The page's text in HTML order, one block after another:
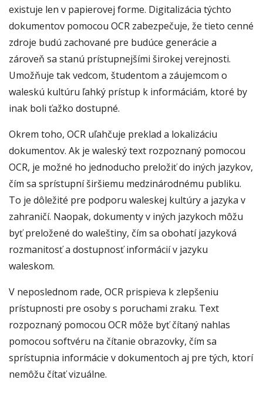
existuje len v papierovej forme. Digitalizácia týchto
dokumentov pomocou OCR zabezpečuje, že tieto cenné
zdroje budú zachované pre budúce generácie a
zároveň sa stanú prístupnejšími širokej verejnosti.
Umožňuje tak vedcom, študentom a záujemcom o
waleskú kultúru ľahký prístup k informáciám, ktoré by
inak boli ťažko dostupné.
Okrem toho, OCR uľahčuje preklad a lokalizáciu
dokumentov. Ak je waleský text rozpoznaný pomocou
OCR, je možné ho jednoducho preložiť do iných jazykov,
čím sa sprístupní širšiemu medzinárodnému publiku.
To je dôležité pre podporu waleskej kultúry a jazyka v
zahraničí. Naopak, dokumenty v iných jazykoch môžu
byť preložené do waleštiny, čím sa obohatí jazyková
rozmanitosť a dostupnosť informácií v jazyku
waleskom.
V neposlednom rade, OCR prispieva k zlepšeniu
prístupnosti pre osoby s poruchami zraku. Text
rozpoznaný pomocou OCR môže byť čítaný nahlas
pomocou softvéru na čítanie obrazovky, čím sa
sprístupnia informácie v dokumentoch aj pre tých, ktorí
nemôžu čítať vizuálne.